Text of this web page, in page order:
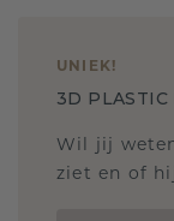
UNIEK!
3D PLASTIC
Wil jij
ziet en of